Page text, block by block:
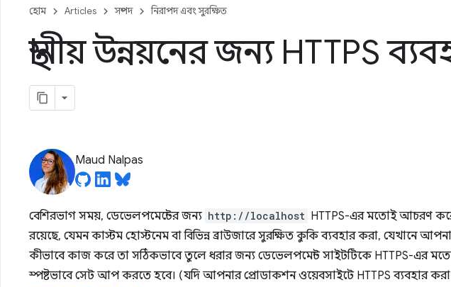
হোম Articles সম্পদ নিরাপদ এবং সুরক্ষিত
স্থানীয় উন্নয়নের জন্য HTTPS
Maud Nalpas
বেশিরভাগ সময়, ডেভেলপমেন্টের জন্য http://localhost HTTPS-এর মতোই আচরণ
রয়েছে, যেমন কাস্টম হোস্টনেম বা বিভিন্ন ব্রাউজারে সুরক্ষিত কুকি ব্যবহার করা, যেখানে
কীভাবে কাজ করে তা সঠিকভাবে তুলে ধরার জন্য ডেভেলপমেন্ট সাইটটিকে HTTPS-এর
স্পষ্টভাবে সেট আপ করতে হবে। (যদি আপনার প্রোডাকশন ওয়েবসাইটে HTTPS ব্যবহার করা